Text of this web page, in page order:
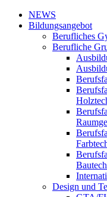
NEWS
Bildungsangebot
Berufliches
Berufliche
Design und